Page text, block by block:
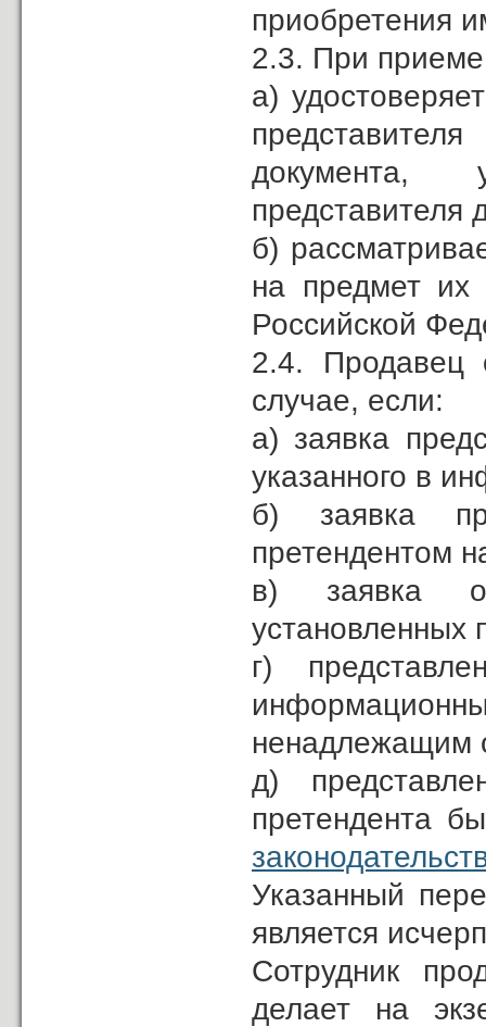
приобретения
2.3. При
а)
документа,
представителя
б)
на предмет их
Российской
2.4. Продавец
случае, если:
а) заявка
указанного в
б) заявка
претендентом
в) заявка
установленных
г)
ненадлежащим
д)
претендента
Указанный
является
Сотрудник
делает на